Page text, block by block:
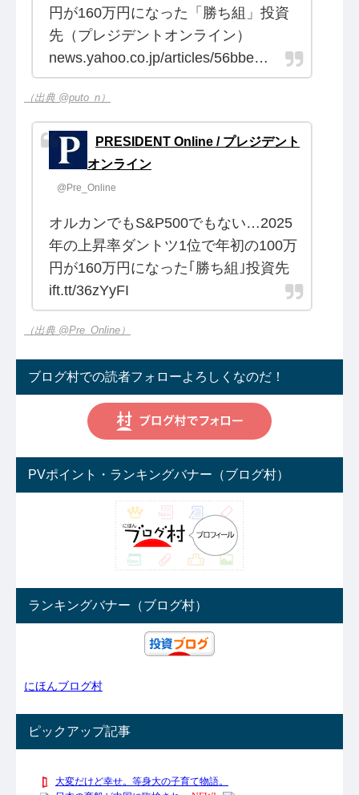
円が160万円になった「勝ち組」投資
先（プレジデントオンライン）
news.yahoo.co.jp/articles/56bbe…
（出典 @puto_n）
PRESIDENT Online / プレジデント
オンライン
@Pre_Online
オルカンでもS&P500でもない…2025
年の上昇率ダントツ1位で年初の100万
円が160万円になった｢勝ち組｣投資先
ift.tt/36zYyFI
（出典 @Pre_Online）
ブログ村での読者フォローよろしくなのだ！
PVポイント・ランキングバナー（ブログ村）
ランキングバナー（ブログ村）
にほんブログ村
ピックアップ記事